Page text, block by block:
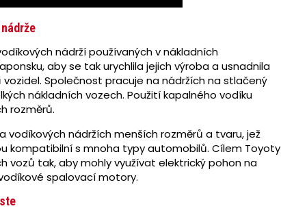
nádrží používaných v nákladních
aby se tak urychlila jejich výroba a usnadnila
Společnost pracuje na nádržích na stlačený
nákladních vozech. Použití kapalného vodíku
rozměrů.
vodíkových nádržích menších rozměrů a tvaru, jež
kompatibilní s mnoha typy automobilů. Cílem Toyoty
vozů tak, aby mohly využívat elektrický pohon na
spalovací motory.